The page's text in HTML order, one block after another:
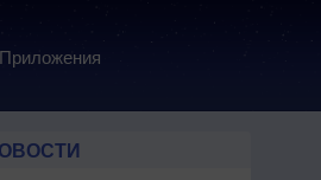
Приложения